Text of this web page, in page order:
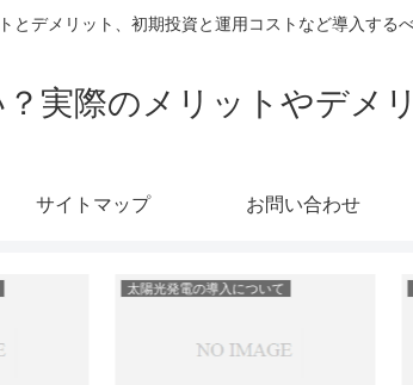
とデメリット、初期投資と運用コストなど導入する
実際のメリットやデメ
サイトマップ お問い合わせ
太陽光発電の導入について 太陽